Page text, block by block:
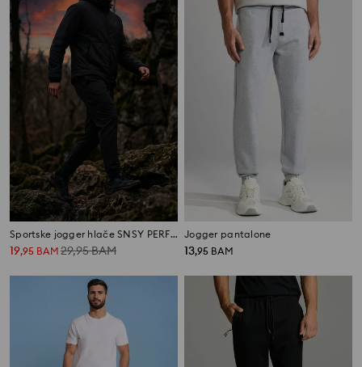
Sportske jogger hlače SNSY PERFORMANCE
19,95 BAM 29,95BAM
Jogger pantalone
13,95 BAM